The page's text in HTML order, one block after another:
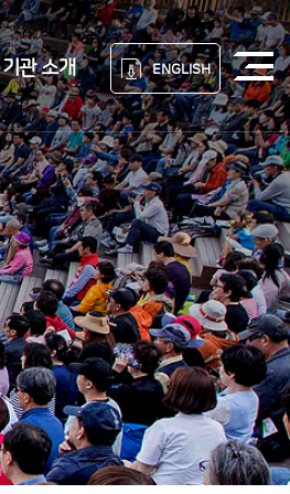
기관 소개 ENGLISH